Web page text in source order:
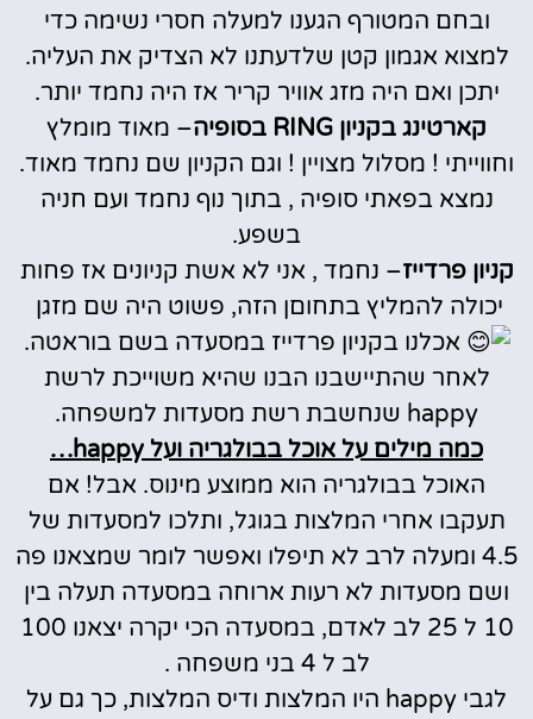
ובחם המטורף הגענו למעלה חסרי נשימה כדי
למצוא אגמון קטן שלדעתנו לא הצדיק את העליה.
יתכן ואם היה מזג אוויר קריר אז היה נחמד יותר.
קארטינג בקניון RING בסופיה
– מאוד מומלץ
וחווייתי ! מסלול מצויין ! וגם הקניון שם נחמד מאוד.
נמצא בפאתי סופיה , בתוך נוף נחמד ועם חניה
בשפע.
קניון פרדייז– נחמד , אני לא אשת קניונים אז פחות
יכולה להמליץ בתחוםן הזה, פשוט היה שם מזגן
אכלנו בקניון פרדייז במסעדה בשם בוראטה.
לאחר שהתיישבנו הבנו שהיא משוייכת לרשת
happy שנחשבת רשת מסעדות למשפחה.
כמה מילים על אוכל בבולגריה ועל happy…
האוכל בבולגריה הוא ממוצע מינוס. אבל! אם
תעקבו אחרי המלצות בגוגל, ותלכו למסעדות של
4.5 ומעלה לרב לא תיפלו ואפשר לומר שמצאנו פה
ושם מסעדות לא רעות ארוחה במסעדה תעלה בין
10 ל 25 לב לאדם, במסעדה הכי יקרה יצאנו 100
לב ל 4 בני משפחה .
לגבי happy היו המלצות ודיס המלצות, כך גם על